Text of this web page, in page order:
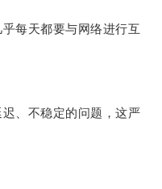
每天都要与网络进行互
、不稳定的问题，这严